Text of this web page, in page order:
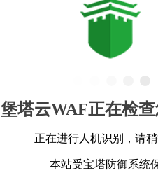
堡塔云WAF正在检查
正在进行人机识别，请
本站受宝塔防御系统